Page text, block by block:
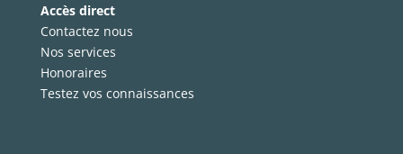
Accès direct
Contactez nous
Nos services
Honoraires
Testez vos connaissances